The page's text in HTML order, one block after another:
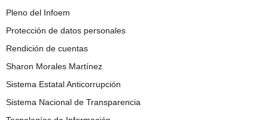
Pleno del Infoem
Protección de datos personales
Rendición de cuentas
Sharon Morales Martínez
Sistema Estatal Anticorrupción
Sistema Nacional de Transparencia